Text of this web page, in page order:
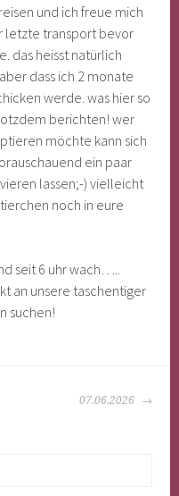
und ich freue mich
letzte transport bevor
das heisst natürlich
dass ich 2 monate
werde. was hier so
berichten! wer
möchte kann sich
ein paar
lassen;-) vielleicht
noch in eure
seit 6 uhr wach…..
an unsere taschentiger
suchen!
07.06.2026